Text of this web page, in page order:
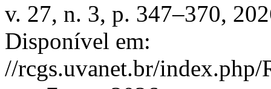
v. 27, n. 3, p. 347–370,
Disponível em:
//rcgs.uvanet.br/